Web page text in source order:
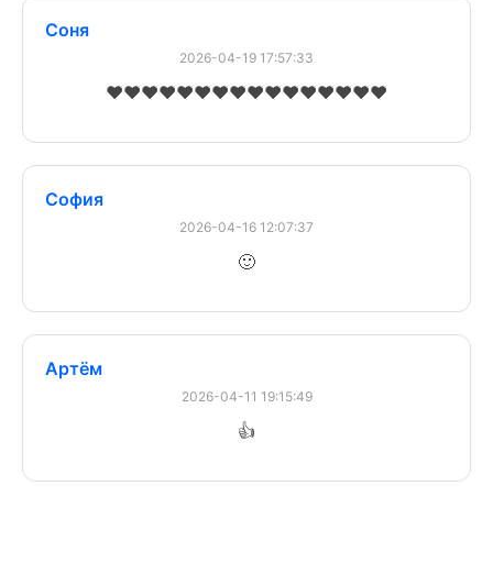
Соня
2026-04-19 17:57:33
❤️❤️❤️❤️❤️❤️❤️❤️❤️❤️❤️❤️❤️❤️❤️❤️
София
2026-04-16 12:07:37
🙂
Артём
2026-04-11 19:15:49
👍